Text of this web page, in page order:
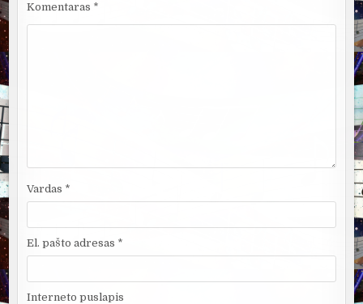
Komentaras *
Vardas *
El. pašto adresas *
Interneto puslapis